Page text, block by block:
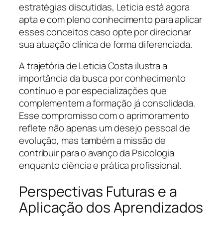
estratégias discutidas, Leticia está agora
apta e com pleno conhecimento para aplicar
esses conceitos caso opte por direcionar
sua atuação clínica de forma diferenciada.
A trajetória de Leticia Costa ilustra a
importância da busca por conhecimento
contínuo e por especializações que
complementem a formação já consolidada.
Esse compromisso com o aprimoramento
reflete não apenas um desejo pessoal de
evolução, mas também a missão de
contribuir para o avanço da Psicologia
enquanto ciência e prática profissional.
Perspectivas Futuras e a
Aplicação dos Aprendizados